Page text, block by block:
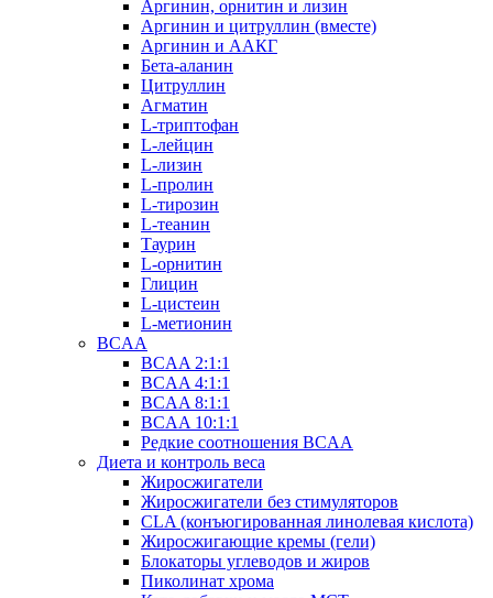
Аргинин, орнитин и лизин
Аргинин и цитруллин (вместе)
Аргинин и ААКГ
Бета-аланин
Цитруллин
Агматин
L-триптофан
L-лейцин
L-лизин
L-пролин
L-тирозин
L-теанин
Таурин
L-орнитин
Глицин
L-цистеин
L-метионин
BCAA
BCAA 2:1:1
BCAA 4:1:1
BCAA 8:1:1
BCAA 10:1:1
Редкие соотношения BCAA
Диета и контроль веса
Жиросжигатели
Жиросжигатели без стимуляторов
CLA (конъюгированная линолевая кислота)
Жиросжигающие кремы (гели)
Блокаторы углеводов и жиров
Пиколинат хрома